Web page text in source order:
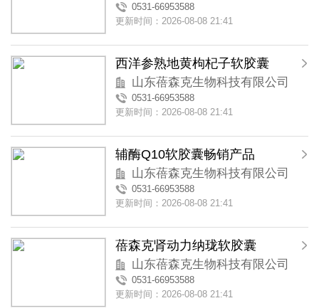
0531-66953588
更新时间：2026-08-08 21:41
西洋参熟地黄枸杞子软胶囊
山东蓓森克生物科技有限公司
0531-66953588
更新时间：2026-08-08 21:41
辅酶Q10软胶囊畅销产品
山东蓓森克生物科技有限公司
0531-66953588
更新时间：2026-08-08 21:41
蓓森克肾动力纳珑软胶囊
山东蓓森克生物科技有限公司
0531-66953588
更新时间：2026-08-08 21:41